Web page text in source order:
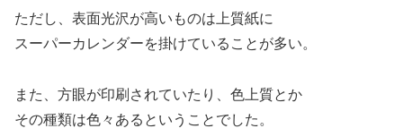
ただし、表面光沢が高いものは上質紙に
スーパーカレンダーを掛けていることが多い。
また、方眼が印刷されていたり、色上質とか
その種類は色々あるということでした。